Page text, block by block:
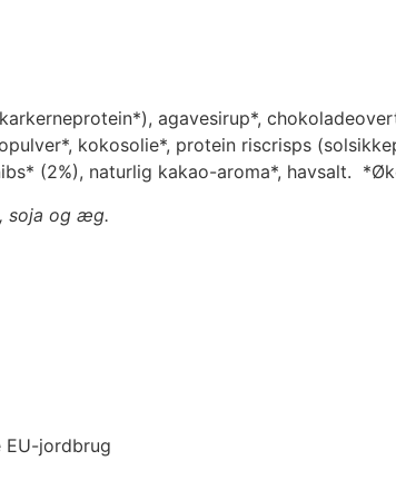
agavesirup*,
kokosolie*, protein riscrisps
(2%), naturlig kakao-aroma*, havsalt.
soja og æg.
EU-jordbrug